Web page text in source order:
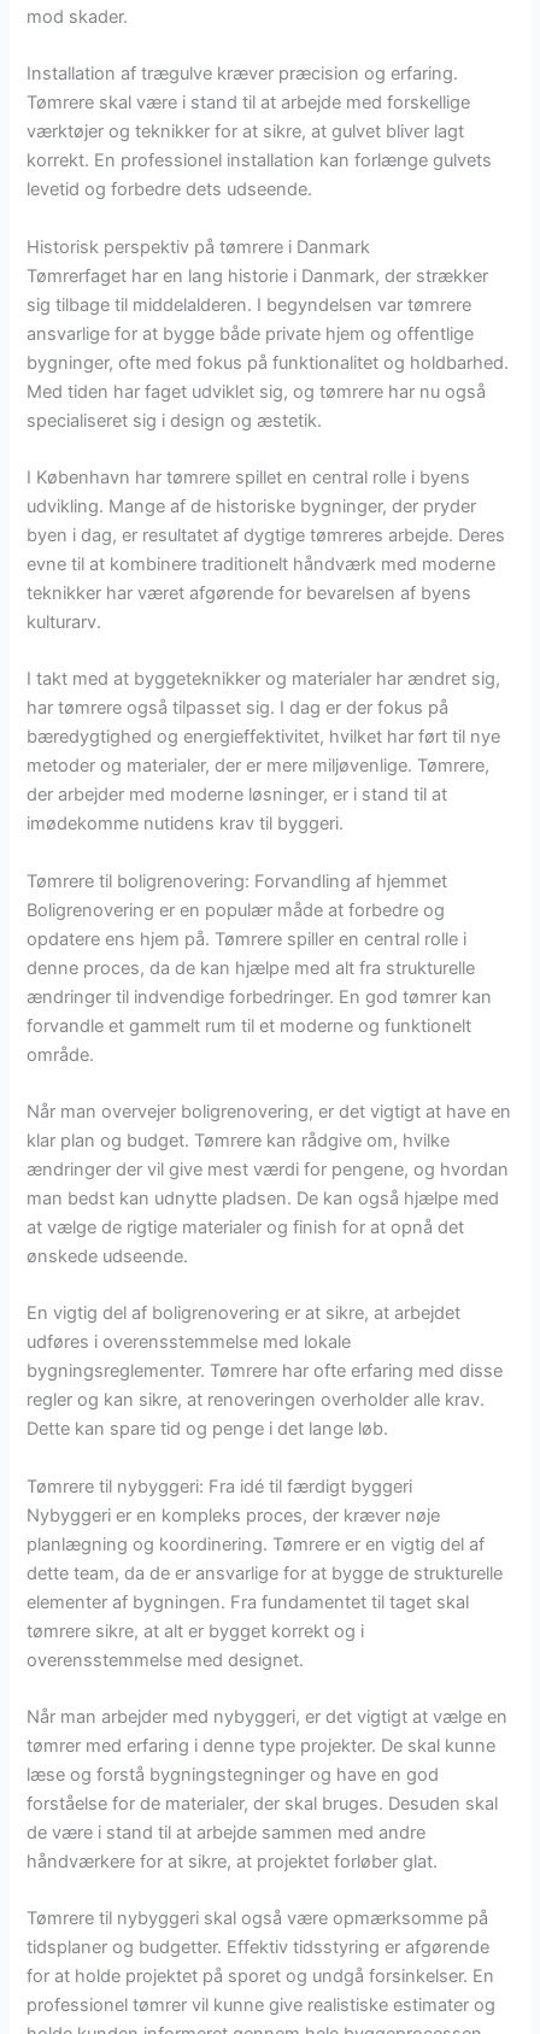
mod skader.
Installation af trægulve kræver præcision og erfaring.
Tømrere skal være i stand til at arbejde med forskellige
værktøjer og teknikker for at sikre, at gulvet bliver lagt
korrekt. En professionel installation kan forlænge gulvets
levetid og forbedre dets udseende.
Historisk perspektiv på tømrere i Danmark
Tømrerfaget har en lang historie i Danmark, der strækker
sig tilbage til middelalderen. I begyndelsen var tømrere
ansvarlige for at bygge både private hjem og offentlige
bygninger, ofte med fokus på funktionalitet og holdbarhed.
Med tiden har faget udviklet sig, og tømrere har nu også
specialiseret sig i design og æstetik.
I København har tømrere spillet en central rolle i byens
udvikling. Mange af de historiske bygninger, der pryder
byen i dag, er resultatet af dygtige tømreres arbejde. Deres
evne til at kombinere traditionelt håndværk med moderne
teknikker har været afgørende for bevarelsen af byens
kulturarv.
I takt med at byggeteknikker og materialer har ændret sig,
har tømrere også tilpasset sig. I dag er der fokus på
bæredygtighed og energieffektivitet, hvilket har ført til nye
metoder og materialer, der er mere miljøvenlige. Tømrere,
der arbejder med moderne løsninger, er i stand til at
imødekomme nutidens krav til byggeri.
Tømrere til boligrenovering: Forvandling af hjemmet
Boligrenovering er en populær måde at forbedre og
opdatere ens hjem på. Tømrere spiller en central rolle i
denne proces, da de kan hjælpe med alt fra strukturelle
ændringer til indvendige forbedringer. En god tømrer kan
forvandle et gammelt rum til et moderne og funktionelt
område.
Når man overvejer boligrenovering, er det vigtigt at have en
klar plan og budget. Tømrere kan rådgive om, hvilke
ændringer der vil give mest værdi for pengene, og hvordan
man bedst kan udnytte pladsen. De kan også hjælpe med
at vælge de rigtige materialer og finish for at opnå det
ønskede udseende.
En vigtig del af boligrenovering er at sikre, at arbejdet
udføres i overensstemmelse med lokale
bygningsreglementer. Tømrere har ofte erfaring med disse
regler og kan sikre, at renoveringen overholder alle krav.
Dette kan spare tid og penge i det lange løb.
Tømrere til nybyggeri: Fra idé til færdigt byggeri
Nybyggeri er en kompleks proces, der kræver nøje
planlægning og koordinering. Tømrere er en vigtig del af
dette team, da de er ansvarlige for at bygge de strukturelle
elementer af bygningen. Fra fundamentet til taget skal
tømrere sikre, at alt er bygget korrekt og i
overensstemmelse med designet.
Når man arbejder med nybyggeri, er det vigtigt at vælge en
tømrer med erfaring i denne type projekter. De skal kunne
læse og forstå bygningstegninger og have en god
forståelse for de materialer, der skal bruges. Desuden skal
de være i stand til at arbejde sammen med andre
håndværkere for at sikre, at projektet forløber glat.
Tømrere til nybyggeri skal også være opmærksomme på
tidsplaner og budgetter. Effektiv tidsstyring er afgørende
for at holde projektet på sporet og undgå forsinkelser. En
professionel tømrer vil kunne give realistiske estimater og